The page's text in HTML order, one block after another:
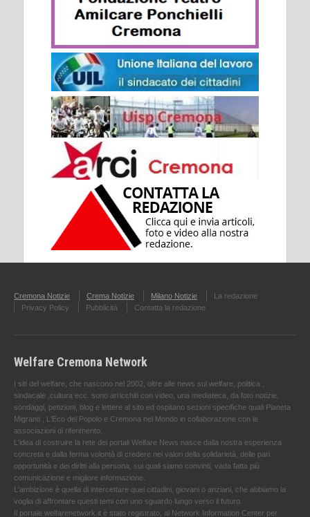
Cremona Notizie Crema Notizie Milano Notizie
La redazione
Privacy Policy
Pubblicità Contatta la redazione
Welfare Cremona Network
I siti del welfare, che nascono nel 2002, oltre alle news sul welfare, politica ,
sindacale ,cultura ecc. sono arricchiti con video, una mediateca, da foto notizie,
sondaggi, petizioni, blog e lettere al sito ed ospitano sezioni specifiche quali Pianeta
Migranti , L'Eco del Popolo e Cremona nel Mondo in collaborazione con le
associazioni di riferimento.
L'idea di costruire la rete dei portali Welfare News nasce dalla nostra esperienza
concreta e dalla ferma volontà di credere nei valori della solidarietà, delle pari
opportunità e dei diritti alla persona, sui quali siamo convinti, vada fatta più
comunicazione e migliore informazione.
L'ambizione è quella di intercettare quei cittadini, giovani o anziani, che abbiamo la
voglia di affrontare questi temi con uno sguardo lungo verso il futuro.
Il portale welfarenetwork.it è stato registrato, al Network Information Center per